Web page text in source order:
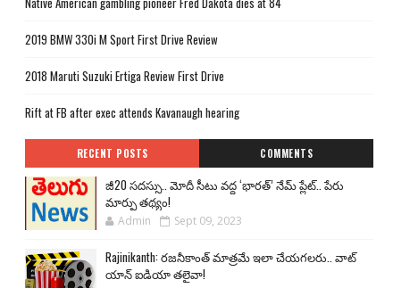
2019 BMW 330i M Sport First Drive Review
2018 Maruti Suzuki Ertiga Review First Drive
Rift at FB after exec attends Kavanaugh hearing
RECENT POSTS COMMENTS
జీ20 సదస్సు.. మోదీ సీటు వద్ద ‘భారత్’ నేమ్ ప్లేట్‌.. పేరు
మార్పు తథ్యం!
Admin Sept 09, 2023
Rajinikanth: రజనీకాంత్ మాత్రమే ఇలా చేయగలరు.. వాట్
యాన్ ఐడియా తలైవా!